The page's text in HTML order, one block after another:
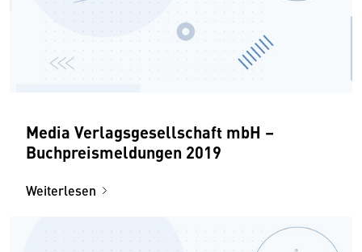
Media Verlagsgesellschaft mbH –
Buchpreismeldungen 2019
Weiterlesen